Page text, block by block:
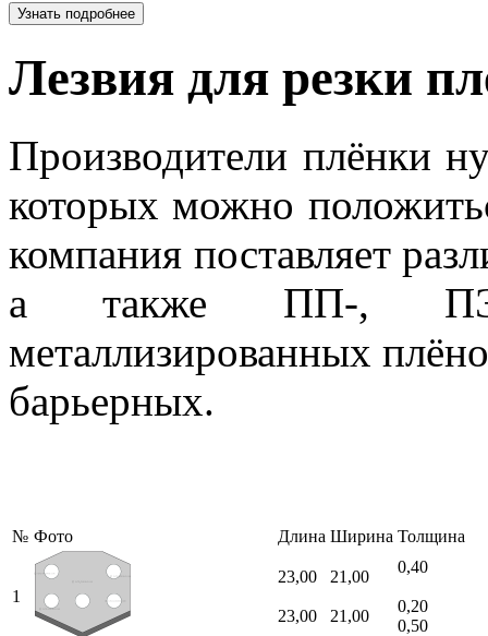
Узнать подробнее
Лезвия для резки
Производители плёнки
которых можно
компания поставляет
а также ПП-,
металлизированных
барьерных.
№ Фото Длина Ширина Толщина
1
23,00
23,00
21,00
21,00
0,40
0,20
0,50